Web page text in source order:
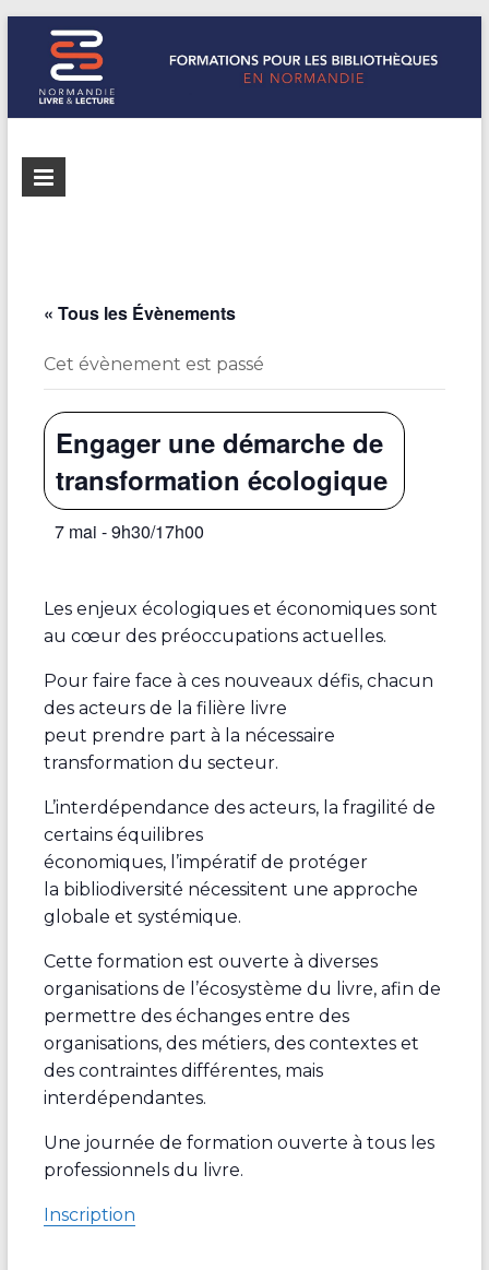
Formations
Normandie
Normandie
Livre &
bibliothèques
« Tous les Évènements
Cet évènement est passé
Engager une démarche de
transformation écologique
7 mai - 9h30/17h00
Les enjeux écologiques et économiques sont
au cœur des préoccupations actuelles.
Pour faire face à ces nouveaux défis, chacun
des acteurs de la filière livre
peut prendre part à la nécessaire
transformation du secteur.
L’interdépendance des acteurs, la fragilité de
certains équilibres
économiques, l’impératif de protéger
la bibliodiversité nécessitent une approche
globale et systémique.
Cette formation est ouverte à diverses
organisations de l’écosystème du livre, afin de
permettre des échanges entre des
organisations, des métiers, des contextes et
des contraintes différentes, mais
interdépendantes.
Une journée de formation ouverte à tous les
professionnels du livre.
Inscription